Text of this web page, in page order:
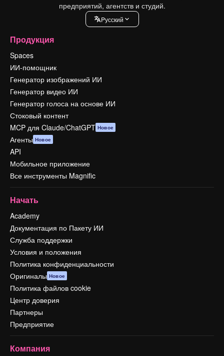
предприятий, агентств и студий.
Pусский
Продукция
Spaces
ИИ-помощник
Генератор изображений ИИ
Генератор видео ИИ
Генератор голоса на основе ИИ
Стоковый контент
MCP для Claude/ChatGPT Новое
Агенты Новое
API
Мобильное приложение
Все инструменты Magnific
Начать
Academy
Документация по Пакету ИИ
Служба поддержки
Условия и положения
Политика конфиденциальности
Оригиналы Новое
Политика файлов cookie
Центр доверия
Партнеры
Предприятие
Компания